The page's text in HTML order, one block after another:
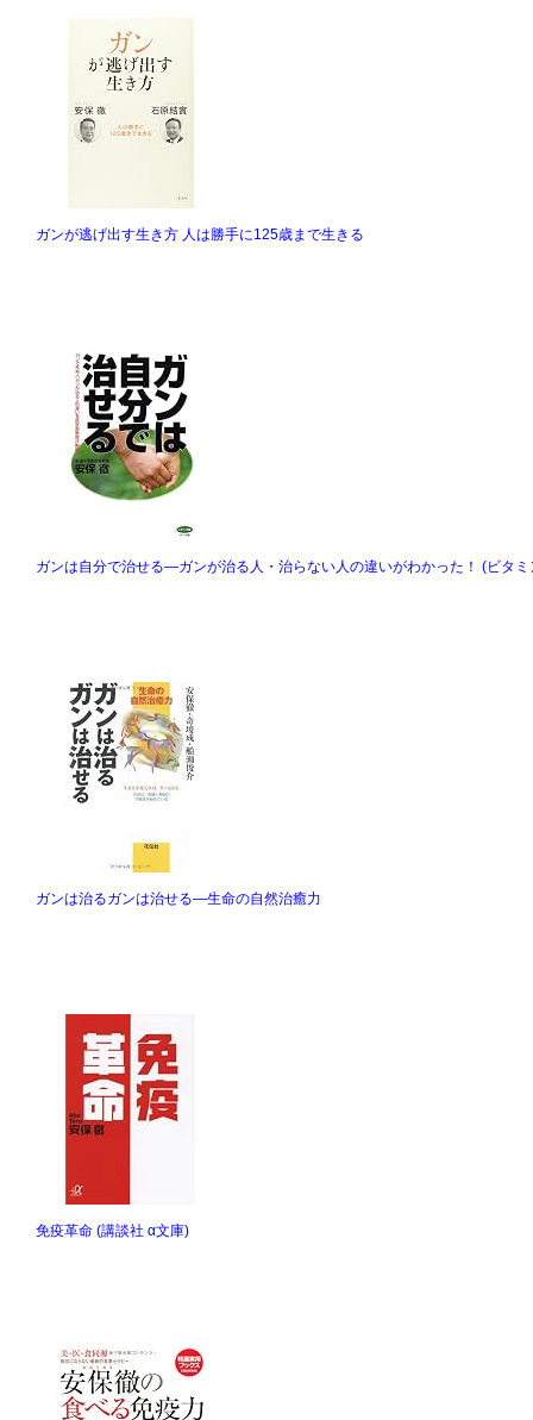
ガンが逃げ出す生き方 人は勝手に125歳まで生きる
ガンは自分で治せる―ガンが治る人・治らない人の違いがわかった！ (ビタミ
ガンは治るガンは治せる―生命の自然治癒力
免疫革命 (講談社 α文庫)